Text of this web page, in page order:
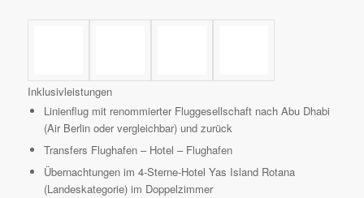
Inklusivleistungen
Linienflug mit renommierter Fluggesellschaft nach Abu Dhabi
(Air Berlin oder vergleichbar) und zurück
Transfers Flughafen – Hotel – Flughafen
Übernachtungen im 4-Sterne-Hotel Yas Island Rotana
(Landeskategorie) im Doppelzimmer